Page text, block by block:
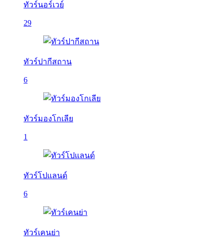
ทัวร์นอร์เวย์
29
ทัวร์ปากีสถาน
6
ทัวร์มองโกเลีย
1
ทัวร์โปแลนด์
6
ทัวร์เคนย่า